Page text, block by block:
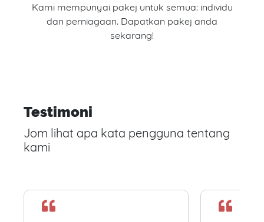
Kami mempunyai pakej untuk semua: individu
dan perniagaan. Dapatkan pakej anda
sekarang!
Testimoni
Jom lihat apa kata pengguna tentang
kami